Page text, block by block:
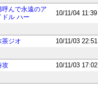
呼んで永遠のア
ドル ハー
10/11/04 11:39
茶ジオ 10/11/03 22:51
攻 10/11/03 17:02